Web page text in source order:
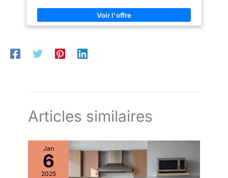
puissance de 3,15 kW, livré avec câble électrique et prise.
Articles similaires
Jan
6
2025